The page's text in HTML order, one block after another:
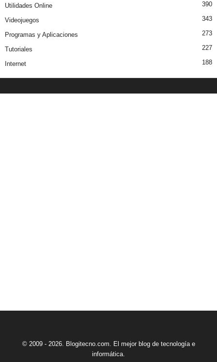
Utilidades Online 390
Videojuegos 343
Programas y Aplicaciones 273
Tutoriales 227
Internet 188
© 2009 - 2026. Blogitecno.com. El mejor blog de tecnología e
informática.